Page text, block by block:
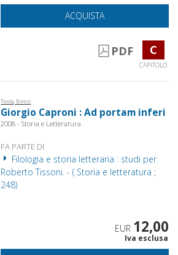
ACQUISTA
PDF C
CAPITOLO
Testa, Enrico
Giorgio Caproni : Ad portam inferi
2008 - Storia e Letteratura
FA PARTE DI
Filologia e storia letteraria : studi per
Roberto Tissoni. - ( Storia e letteratura ;
248)
EUR 12,00
Iva esclusa